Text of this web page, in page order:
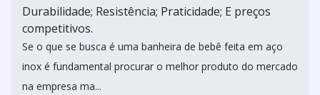
Durabilidade; Resistência; Praticidade; E preços
competitivos.
Se o que se busca é uma banheira de bebê feita em aço
inox é fundamental procurar o melhor produto do mercado
na empresa ma...